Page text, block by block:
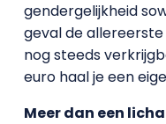
gendergelijkheid
geval de
nog steeds
euro haal je een
Meer dan een